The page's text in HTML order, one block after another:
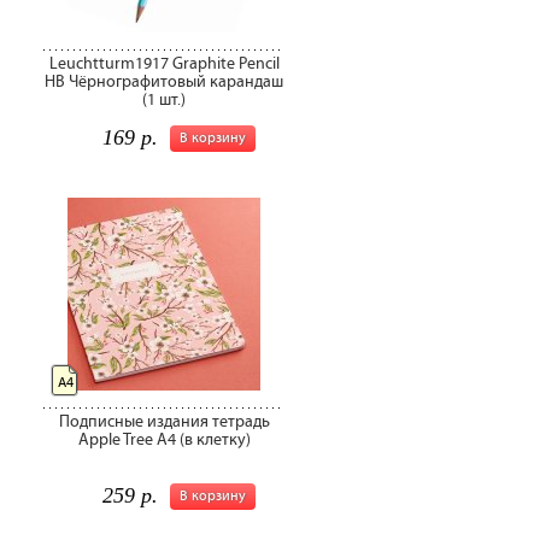
Leuchtturm1917 Graphite Pencil
HB Чёрнографитовый карандаш
(1 шт.)
В корзину
169 р.
Подписные издания тетрадь
Apple Tree A4 (в клетку)
В корзину
259 р.
А4